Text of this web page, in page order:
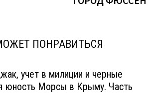
ПОНРАВИТЬСЯ
учет в милиции и черные
юность Морсы в Крыму. Часть